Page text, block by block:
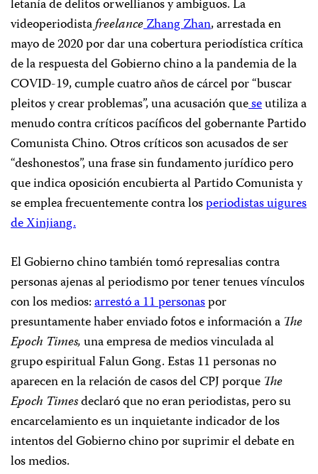
letanía de delitos orwellianos y ambiguos. La
videoperiodistafreelanceZhang Zhan, arrestada en
mayo de 2020 por dar una cobertura periodística crítica
de la respuesta del Gobierno chino a la pandemia de la
COVID-19, cumple cuatro años de cárcel por “buscar
pleitos y crear problemas”, una acusación queseutiliza a
menudo contra críticos pacíficos del gobernante Partido
Comunista Chino. Otros críticos son acusados de ser
“deshonestos”, una frase sin fundamento jurídico pero
que indica oposición encubierta al Partido Comunista y
se emplea frecuentemente contra losperiodistas uigures
de Xinjiang.
El Gobierno chino también tomó represalias contra
personas ajenas al periodismo por tener tenues vínculos
con los medios:arrestó a 11 personaspor
presuntamente haber enviado fotos e información a The
Epoch Times,una empresa de medios vinculada al
grupo espiritual Falun Gong. Estas 11 personas no
aparecen en la relación de casos del CPJ porque The
Epoch Timesdeclaró que no eran periodistas, pero su
encarcelamiento es un inquietante indicador de los
intentos del Gobierno chino por suprimir el debate en
los medios.